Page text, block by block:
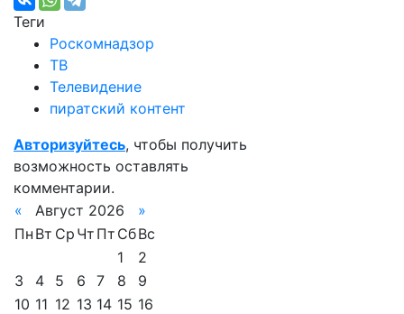
Теги
Роскомнадзор
ТВ
Телевидение
пиратский контент
Авторизуйтесь, чтобы получить
возможность оставлять
комментарии.
«
Август 2026
»
Пн Вт Ср Чт Пт СбВс
1
2
3
4 5 6 7 8
9
10 11 12 13 14 15 16